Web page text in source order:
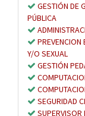
GESTIÓN DE
PÚBLICA
PREVENCION
Y/O SEXUAL
GESTIÓN
SEGURIDAD
SUPERVISOR